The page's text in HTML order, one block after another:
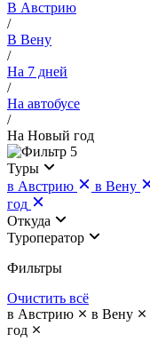
В Австрию
/
В Вену
/
На 7 дней
/
На автобусе
/
На Новый год
5
Туры
в Австрию
в Вену
год
Откуда
Туроператор
Фильтры
Очистить всё
в Австрию
в Вену
год